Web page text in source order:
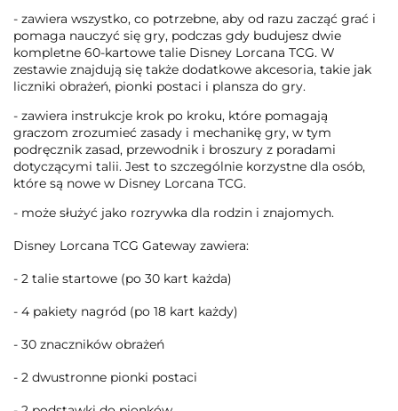
- zawiera wszystko, co potrzebne, aby od razu zacząć grać i
pomaga nauczyć się gry, podczas gdy budujesz dwie
kompletne 60-kartowe talie Disney Lorcana TCG. W
zestawie znajdują się także dodatkowe akcesoria, takie jak
liczniki obrażeń, pionki postaci i plansza do gry.
- zawiera instrukcje krok po kroku, które pomagają
graczom zrozumieć zasady i mechanikę gry, w tym
podręcznik zasad, przewodnik i broszury z poradami
dotyczącymi talii. Jest to szczególnie korzystne dla osób,
które są nowe w Disney Lorcana TCG.
- może służyć jako rozrywka dla rodzin i znajomych.
Disney Lorcana TCG Gateway zawiera:
- 2 talie startowe (po 30 kart każda)
- 4 pakiety nagród (po 18 kart każdy)
- 30 znaczników obrażeń
- 2 dwustronne pionki postaci